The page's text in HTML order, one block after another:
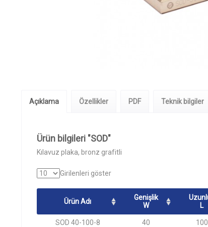
Açıklama Özellikler PDF Teknik bilgiler
Ürün bilgileri "SOD"
Kılavuz plaka, bronz grafitli
Girilenleri göster
Ürün Adı
Genişlik
W
L
SOD 40-100-8 40 100